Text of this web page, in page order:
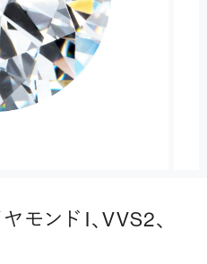
ンド I、VVS2、